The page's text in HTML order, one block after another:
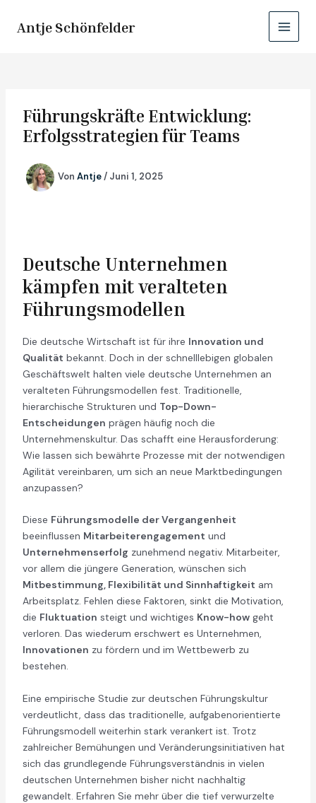
InhaltAntje Schönfelder
Main
Menu
Führungskräfte Entwicklung:
Erfolgsstrategien für Teams
Von Antje/ Juni 1, 2025
Deutsche Unternehmen
kämpfen mit veralteten
Führungsmodellen
Die deutsche Wirtschaft ist für ihre Innovation und
Qualität bekannt. Doch in der schnelllebigen globalen
Geschäftswelt halten viele deutsche Unternehmen an
veralteten Führungsmodellen fest. Traditionelle,
hierarchische Strukturen und Top-Down-
Entscheidungen prägen häufig noch die
Unternehmenskultur. Das schafft eine Herausforderung:
Wie lassen sich bewährte Prozesse mit der notwendigen
Agilität vereinbaren, um sich an neue Marktbedingungen
anzupassen?
Diese Führungsmodelle der Vergangenheit
beeinflussen Mitarbeiterengagement und
Unternehmenserfolg zunehmend negativ. Mitarbeiter,
vor allem die jüngere Generation, wünschen sich
Mitbestimmung, Flexibilität und Sinnhaftigkeit am
Arbeitsplatz. Fehlen diese Faktoren, sinkt die Motivation,
die Fluktuation steigt und wichtiges Know-howgeht
verloren. Das wiederum erschwert es Unternehmen,
Innovationen zu fördern und im Wettbewerb zu
bestehen.
Eine empirische Studie zur deutschen Führungskultur
verdeutlicht, dass das traditionelle, aufgabenorientierte
Führungsmodell weiterhin stark verankert ist. Trotz
zahlreicher Bemühungen und Veränderungsinitiativen hat
sich das grundlegende Führungsverständnis in vielen
deutschen Unternehmen bisher nicht nachhaltig
gewandelt. Erfahren Sie mehr über die tief verwurzelte